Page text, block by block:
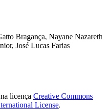
Bragança, Nayane Nazareth
José Lucas Farias
licença Creative Commons
License.